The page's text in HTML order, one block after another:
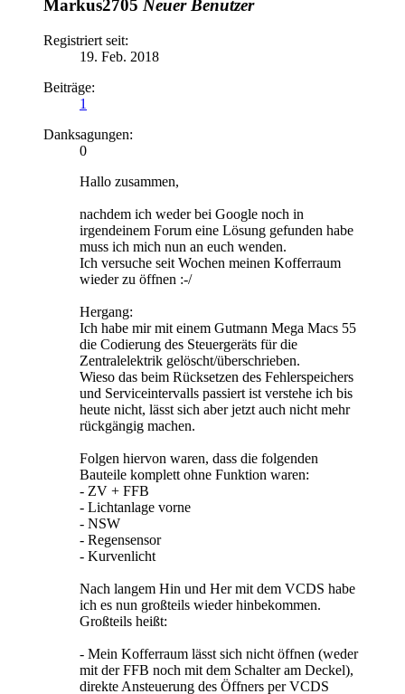
Markus2705 Neuer Benutzer
Registriert seit:
19. Feb. 2018
Beiträge:
1
Danksagungen:
0
Hallo zusammen,
nachdem ich weder bei Google noch in
irgendeinem Forum eine Lösung gefunden habe
muss ich mich nun an euch wenden.
Ich versuche seit Wochen meinen Kofferraum
wieder zu öffnen :-/
Hergang:
Ich habe mir mit einem Gutmann Mega Macs 55
die Codierung des Steuergeräts für die
Zentralelektrik gelöscht/überschrieben.
Wieso das beim Rücksetzen des Fehlerspeichers
und Serviceintervalls passiert ist verstehe ich bis
heute nicht, lässt sich aber jetzt auch nicht mehr
rückgängig machen.
Folgen hiervon waren, dass die folgenden
Bauteile komplett ohne Funktion waren:
- ZV + FFB
- Lichtanlage vorne
- NSW
- Regensensor
- Kurvenlicht
Nach langem Hin und Her mit dem VCDS habe
ich es nun großteils wieder hinbekommen.
Großteils heißt:
- Mein Kofferraum lässt sich nicht öffnen (weder
mit der FFB noch mit dem Schalter am Deckel),
direkte Ansteuerung des Öffners per VCDS